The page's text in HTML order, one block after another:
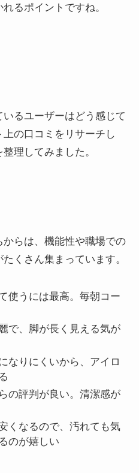
るポイントですね。
るユーザーはどう感じて
の口コミをリサーチし
理してみました。
らは、機能性や職場での
くさん集まっています。
使うには最高。毎朝コー
で、脚が長く見える気が
なりにくいから、アイロ
の評判が良い。清潔感が
くなるので、汚れても気
のが嬉しい